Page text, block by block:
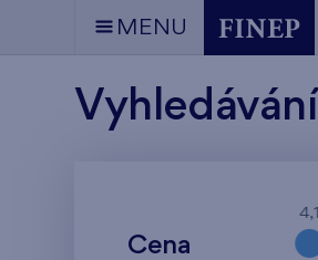
MENU
Vyhledávání
Cena
4,1